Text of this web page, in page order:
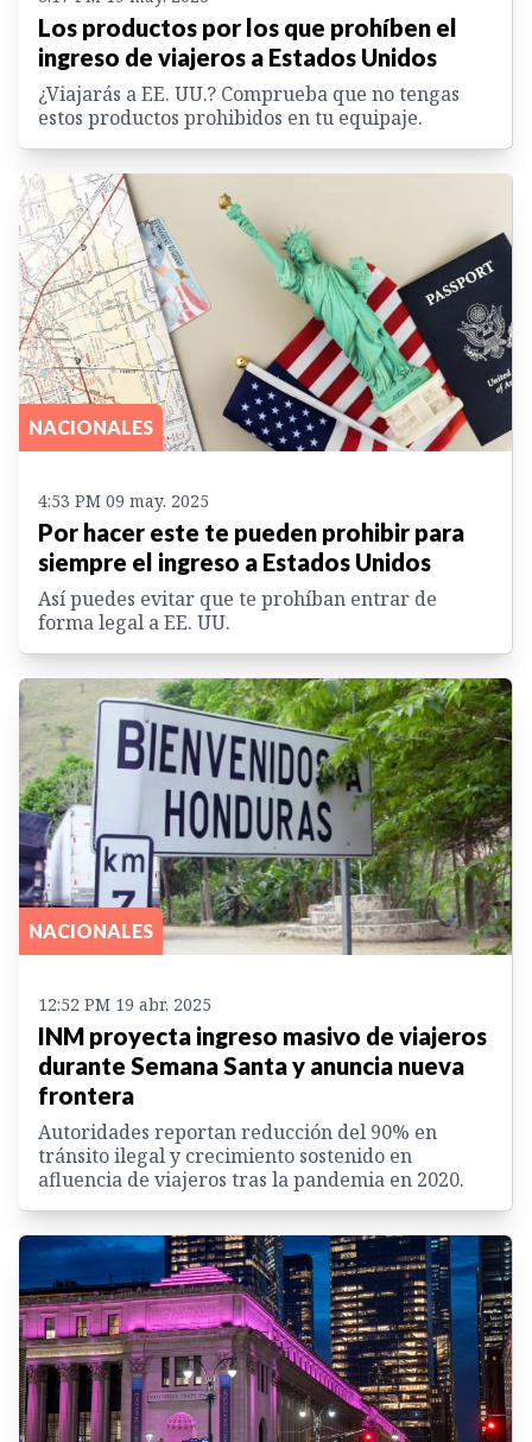
Los productos por los que prohíben el
ingreso de viajeros a Estados Unidos
¿Viajarás a EE. UU.? Comprueba que no tengas
estos productos prohibidos en tu equipaje.
NACIONALES
4:53 PM 09 may. 2025
Por hacer este te pueden prohibir para
siempre el ingreso a Estados Unidos
Así puedes evitar que te prohíban entrar de
forma legal a EE. UU.
NACIONALES
12:52 PM 19 abr. 2025
INM proyecta ingreso masivo de viajeros
durante Semana Santa y anuncia nueva
frontera
Autoridades reportan reducción del 90% en
tránsito ilegal y crecimiento sostenido en
afluencia de viajeros tras la pandemia en 2020.